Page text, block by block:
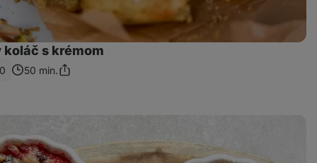
s krémom
50 min.Zdieľať